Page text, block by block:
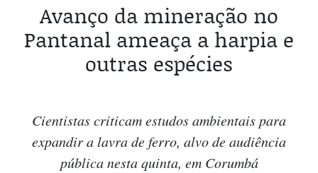
Avanço da mineração no
Pantanal ameaça a harpia e
outras espécies
Cientistas criticam estudos ambientais para
expandir a lavra de ferro, alvo de audiência
pública nesta quinta, em Corumbá